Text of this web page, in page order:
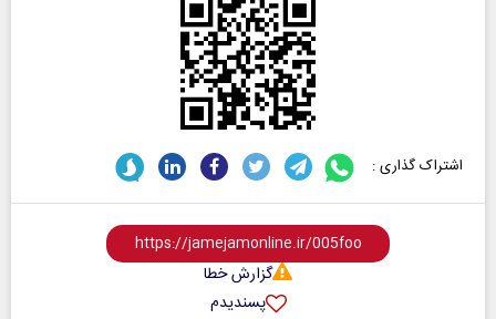
اشتراک گذاری :
گزارش خطا
پسندیدم